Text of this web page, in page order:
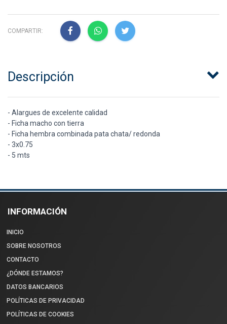
COMPARTIR:
Descripción
- Alargues de excelente calidad
- Ficha macho con tierra
- Ficha hembra combinada pata chata/ redonda
- 3x0.75
- 5 mts
INFORMACIÓN
INICIO
SOBRE NOSOTROS
CONTACTO
¿DÓNDE ESTAMOS?
DATOS BANCARIOS
POLÍTICAS DE PRIVACIDAD
POLÍTICAS DE COOKIES